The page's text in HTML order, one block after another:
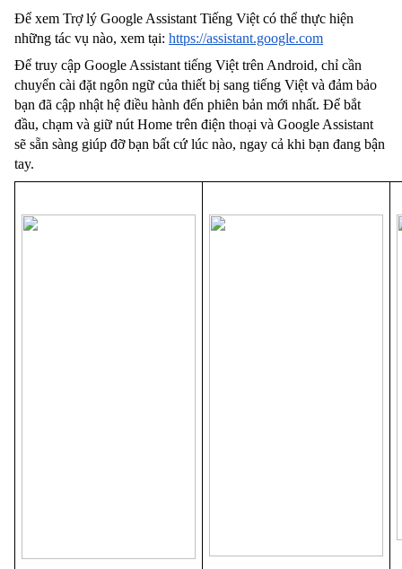
Để xem Trợ lý Google Assistant Tiếng Việt có thể thực hiện
những tác vụ nào, xem tại: https://assistant.google.com
Để truy cập Google Assistant tiếng Việt trên Android, chỉ cần
chuyển cài đặt ngôn ngữ của thiết bị sang tiếng Việt và đảm bảo
bạn đã cập nhật hệ điều hành đến phiên bản mới nhất. Để bắt
đầu, chạm và giữ nút Home trên điện thoại và Google Assistant
sẽ sẵn sàng giúp đỡ bạn bất cứ lúc nào, ngay cả khi bạn đang bận
tay.